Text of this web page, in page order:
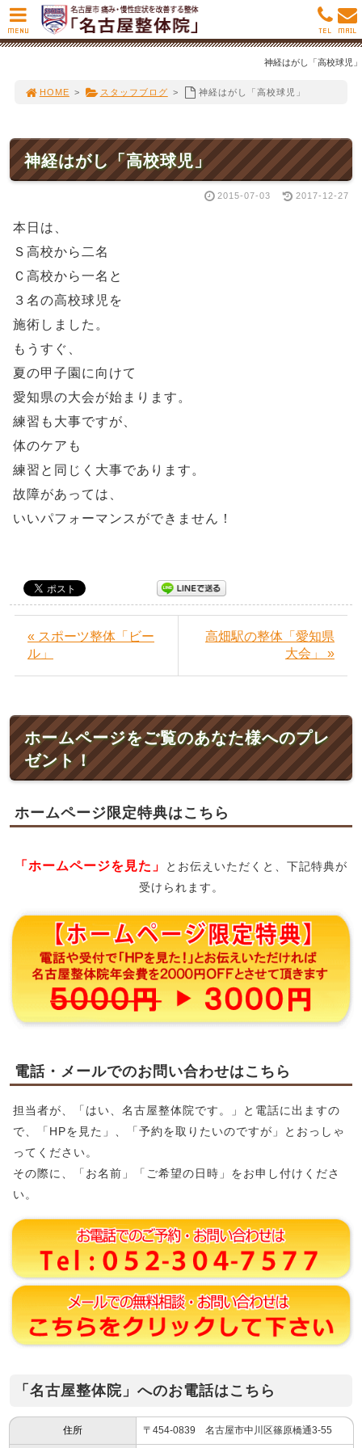
神経はがし「高校球児」
HOME > スタッフブログ > 神経はがし「高校球児」
神経はがし「高校球児」
2015-07-03 2017-12-27
本日は、
Ｓ高校から二名
Ｃ高校から一名と
３名の高校球児を
施術しました。
もうすぐ、
夏の甲子園に向けて
愛知県の大会が始まります。
練習も大事ですが、
体のケアも
練習と同じく大事であります。
故障があっては、
いいパフォーマンスができません！
« スポーツ整体「ビー
ル」
高畑駅の整体「愛知県
大会」 »
ホームページをご覧のあなた様へのプレ
ゼント！
ホームページ限定特典はこちら
「ホームページを見た」
とお伝えいただくと、下記特典が
受けられます。
電話・メールでのお問い合わせはこちら
担当者が、「はい、名古屋整体院です。」と電話に出ますの
で、「HPを見た」、「予約を取りたいのですが」とおっしゃ
ってください。
その際に、「お名前」「ご希望の日時」をお申し付けくださ
い。
「名古屋整体院」へのお電話はこちら
住所 〒454-0839 名古屋市中川区篠原橋通3-55
MENU MAIL
TEL